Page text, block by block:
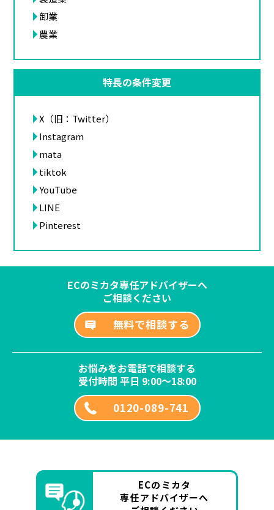
卸業
農業
特長の条件変更
X（旧：Twitter）
Instagram
mata
tiktok
YouTube
LINE
Pinterest
ECのミカタ専任アドバイザーへ
ご相談ください
無料で相談する
お悩みをお電話で相談する
受付時間 平日 9:00～18:00
0120-089-741
ECのミカタ
専任アドバイザーへ